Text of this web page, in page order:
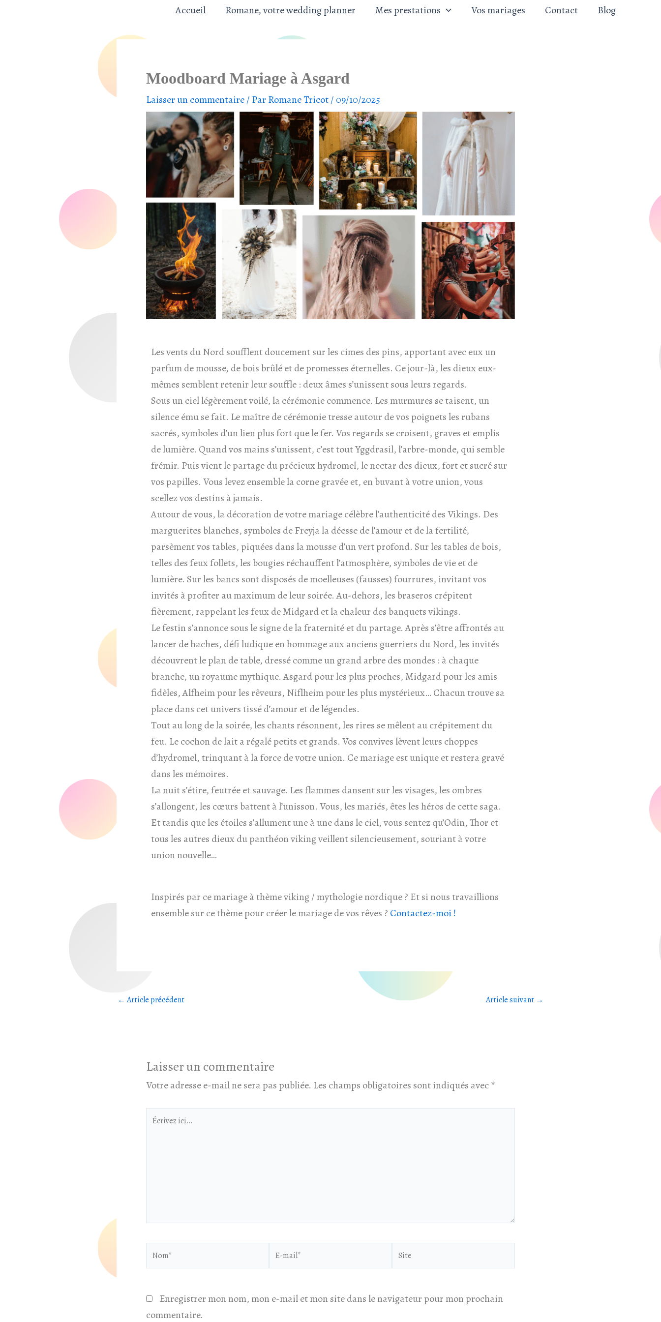
Accueil Romane, votre wedding planner Mes prestations Vos mariages Contact Blog
Moodboard Mariage à Asgard
Laisser un commentaire/ Par Romane Tricot/ 09/10/2025
Les vents du Nord soufflent doucement sur les cimes des pins, apportant avec eux un
parfum de mousse, de bois brûlé et de promesses éternelles. Ce jour-là, les dieux eux-
mêmes semblent retenir leur souffle : deux âmes s’unissent sous leurs regards.
Sous un ciel légèrement voilé, la cérémonie commence. Les murmures se taisent, un
silence ému se fait. Le maître de cérémonie tresse autour de vos poignets les rubans
sacrés, symboles d’un lien plus fort que le fer. Vos regards se croisent, graves et emplis
de lumière. Quand vos mains s’unissent, c’est tout Yggdrasil, l’arbre-monde, qui semble
frémir. Puis vient le partage du précieux hydromel, le nectar des dieux, fort et sucré sur
vos papilles. Vous levez ensemble la corne gravée et, en buvant à votre union, vous
scellez vos destins à jamais.
Autour de vous, la décoration de votre mariage célèbre l’authenticité des Vikings. Des
marguerites blanches, symboles de Freyja la déesse de l’amour et de la fertilité,
parsèment vos tables, piquées dans la mousse d’un vert profond. Sur les tables de bois,
telles des feux follets, les bougies réchauffent l’atmosphère, symboles de vie et de
lumière. Sur les bancs sont disposés de moelleuses (fausses) fourrures, invitant vos
invités à profiter au maximum de leur soirée. Au-dehors, les braseros crépitent
fièrement, rappelant les feux de Midgard et la chaleur des banquets vikings.
Le festin s’annonce sous le signe de la fraternité et du partage. Après s’être affrontés au
lancer de haches, défi ludique en hommage aux anciens guerriers du Nord, les invités
découvrent le plan de table, dressé comme un grand arbre des mondes : à chaque
branche, un royaume mythique. Asgard pour les plus proches, Midgard pour les amis
fidèles, Alfheim pour les rêveurs, Niflheim pour les plus mystérieux… Chacun trouve sa
place dans cet univers tissé d’amour et de légendes.
Tout au long de la soirée, les chants résonnent, les rires se mêlent au crépitement du
feu. Le cochon de lait a régalé petits et grands. Vos convives lèvent leurs choppes
d’hydromel, trinquant à la force de votre union. Ce mariage est unique et restera gravé
dans les mémoires.
La nuit s’étire, feutrée et sauvage. Les flammes dansent sur les visages, les ombres
s’allongent, les cœurs battent à l’unisson. Vous, les mariés, êtes les héros de cette saga.
Et tandis que les étoiles s’allument une à une dans le ciel, vous sentez qu’Odin, Thor et
tous les autres dieux du panthéon viking veillent silencieusement, souriant à votre
union nouvelle…
Inspirés par ce mariage à thème viking / mythologie nordique ? Et si nous travaillions
ensemble sur ce thème pour créer le mariage de vos rêves ? Contactez-moi !
← Article précédent Article suivant →
Laisser un commentaire
Votre adresse e-mail ne sera pas publiée. Les champs obligatoires sont indiqués avec*
Écrivez
Nom*
E-
mail*
Site
Enregistrer mon nom, mon e-mail et mon site dans le navigateur pour mon prochain
commentaire.